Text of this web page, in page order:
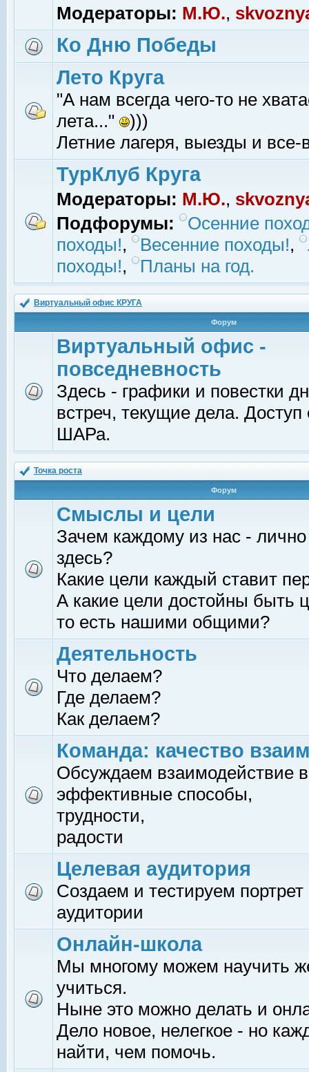
Модераторы: М.Ю.,
Ко Дню Победы
Лето Круга
"А нам всегда чего-то не
лета..."
)))
Летние лагеря, выезды и все-
ТурКлуб Круга
Модераторы: М.Ю.,
Подфорумы:
Осенние
походы!, Весенние походы!,
походы!, Планы на год.
Виртуальный офис КРУГА
Форум
Виртуальный офис -
повседневность
Здесь - графики и повестки
встреч, текущие дела.
ШАРа.
Точка роста
Форум
Смыслы и цели
Зачем каждому из нас -
здесь?
Какие цели каждый ставит
А какие цели достойны быть
то есть нашими общими?
Деятельность
Что делаем?
Где делаем?
Как делаем?
Команда: качество
Обсуждаем взаимодействие
эффективные способы,
трудности,
радости
Целевая аудитория
Создаем и тестируем
аудитории
Онлайн-школа
Мы многому можем научить
учиться.
Ныне это можно делать и
Дело новое, нелегкое - но
найти, чем помочь.